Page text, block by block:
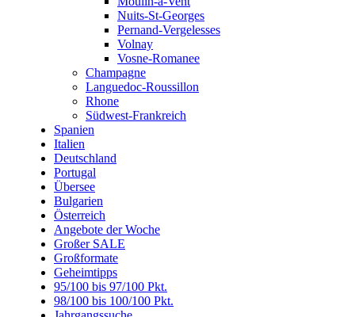
Nuits-St-Georges
Pernand-Vergelesses
Volnay
Vosne-Romanee
Champagne
Languedoc-Roussillon
Rhone
Südwest-Frankreich
Spanien
Italien
Deutschland
Portugal
Übersee
Bulgarien
Österreich
Angebote der Woche
Großer SALE
Großformate
Geheimtipps
95/100 bis 97/100 Pkt.
98/100 bis 100/100 Pkt.